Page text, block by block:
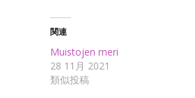
関連
Muistojen meri
28 11月 2021
類似投稿